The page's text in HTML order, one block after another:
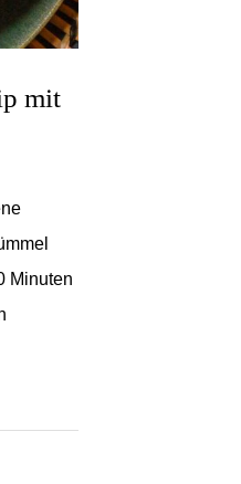
mit
Minuten